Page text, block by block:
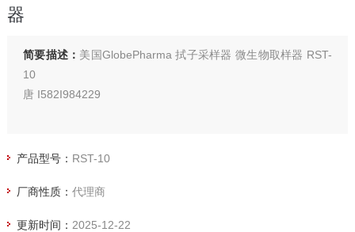
器
简要描述： 美国GlobePharma 拭子采样器 微生物取样器 RST-
10
唐 I582I984229
产品型号： RST-10
厂商性质： 代理商
更新时间： 2025-12-22